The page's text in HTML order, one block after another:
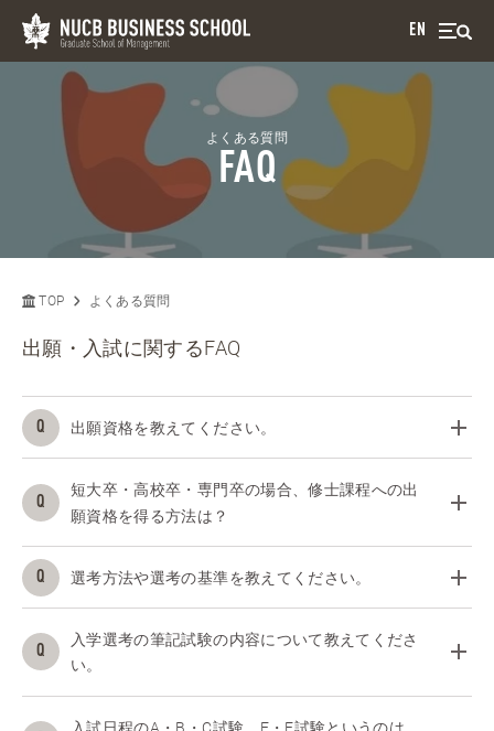
EN
よくある質問
FAQ
TOP よくある質問
出願・入試に関するFAQ
出願資格を教えてください。
短大卒・高校卒・専門卒の場合、修士課程への出
願資格を得る方法は？
選考方法や選考の基準を教えてください。
入学選考の筆記試験の内容について教えてくださ
い。